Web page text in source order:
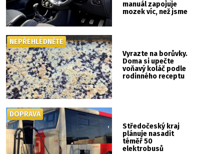
manuál zapojuje
mozek víc, než jsme
Vyrazte na borůvky.
Doma si upečte
voňavý koláč podle
rodinného receptu
NEPŘEHLÉDNĚTE
Středočeský kraj
plánuje nasadit
téměř 50
elektrobusů
DOPRAVA